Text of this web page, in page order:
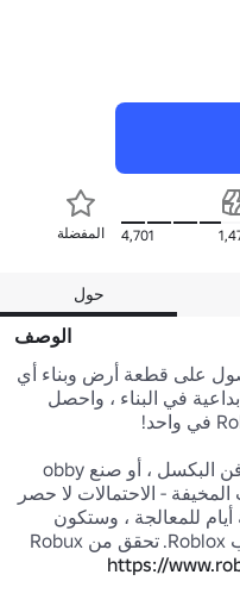
المفضلة 4,701
حول
الوصف
https://